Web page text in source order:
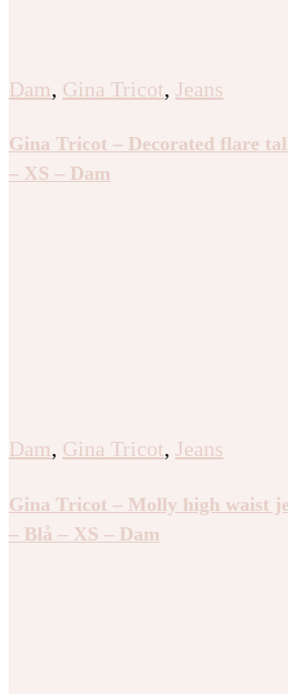
Dam, Gina Tricot, Jeans
Gina Tricot – Decorated flare
– XS – Dam
Dam, Gina Tricot, Jeans
Gina Tricot – Molly high waist
– Blå – XS – Dam